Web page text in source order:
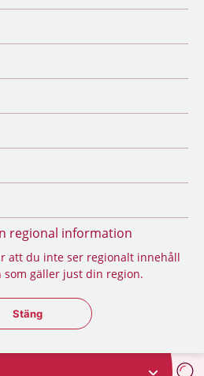
regional information
att du inte ser regionalt innehåll
gäller just din region.
Stäng regionsväljaren
Stäng